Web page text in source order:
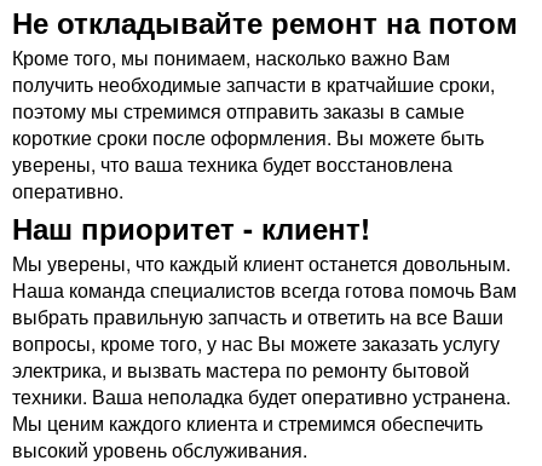
Не откладывайте ремонт на потом
Кроме того, мы понимаем, насколько важно Вам
получить необходимые запчасти в кратчайшие сроки,
поэтому мы стремимся отправить заказы в самые
короткие сроки после оформления. Вы можете быть
уверены, что ваша техника будет восстановлена
оперативно.
Наш приоритет - клиент!
Мы уверены, что каждый клиент останется довольным.
Наша команда специалистов всегда готова помочь Вам
выбрать правильную запчасть и ответить на все Ваши
вопросы, кроме того, у нас Вы можете заказать услугу
электрика, и вызвать мастера по ремонту бытовой
техники. Ваша неполадка будет оперативно устранена.
Мы ценим каждого клиента и стремимся обеспечить
высокий уровень обслуживания.